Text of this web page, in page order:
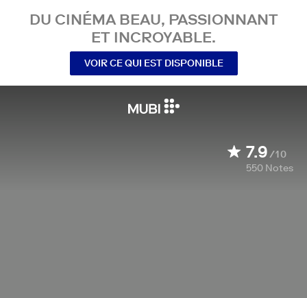
DU CINÉMA BEAU, PASSIONNANT
ET INCROYABLE.
VOIR CE QUI EST DISPONIBLE
7.9/10
550 Notes